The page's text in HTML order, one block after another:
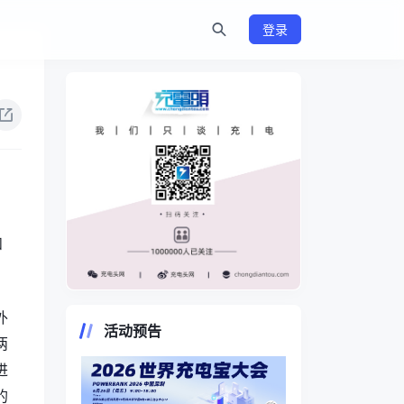
登录
活动预告